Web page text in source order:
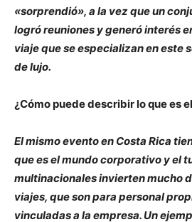
«sorprendió», a la vez que un
logró reuniones y generó interés
viaje que se especializan en este
de lujo.
¿Cómo puede describir lo que es
El mismo evento en Costa Rica
que es el mundo corporativo y el
multinacionales invierten mucho
viajes, que son para personal
vinculadas a la empresa. Un